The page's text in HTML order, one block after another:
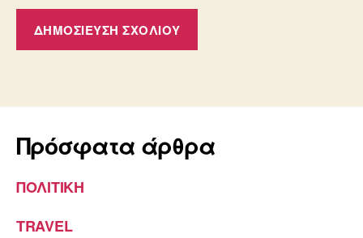
Πρόσφατα άρθρα
ΠΟΛΙΤΙΚΗ
TRAVEL